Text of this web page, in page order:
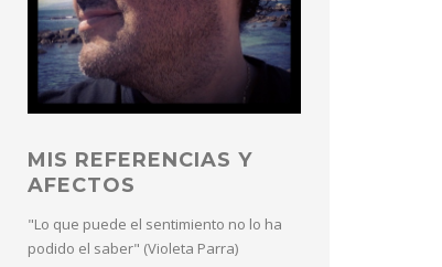
MIS REFERENCIAS Y
AFECTOS
"Lo que puede el sentimiento no lo ha
podido el saber" (Violeta Parra)